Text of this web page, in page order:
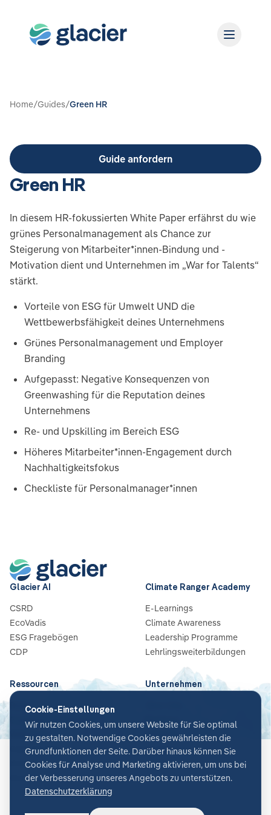
Home/Guides/Green HR
Guide anfordern
Green HR
In diesem HR-fokussierten White Paper erfährst du wie
grünes Personalmanagement als Chance zur
Steigerung von Mitarbeiter*innen-Bindung und -
Motivation dient und Unternehmen im „War for Talents“
stärkt.
Vorteile von ESG für Umwelt UND die
Wettbewerbsfähigkeit deines Unternehmens
Grünes Personalmanagement und Employer
Branding
Aufgepasst: Negative Konsequenzen von
Greenwashing für die Reputation deines
Unternehmens
Re- und Upskilling im Bereich ESG
Höheres Mitarbeiter*innen-Engagement durch
Nachhaltigkeitsfokus
Checkliste für Personalmanager*innen
Glacier AI
CSRD
EcoVadis
ESG Fragebögen
CDP
Climate Ranger Academy
E-Learnings
Climate Awareness
Leadership Programme
Lehrlingsweiterbildungen
Ressourcen
Blog
Guides & Checklisten
Webinare
Case Studies
News
Glossar
Unternehmen
Partners
Karriere
Kontakt
Cookie-Einstellungen
Wir nutzen Cookies, um unsere Website für Sie optimal
zu gestalten. Notwendige Cookies gewährleisten die
Grundfunktionen der Seite. Darüber hinaus können Sie
Cookies für Analyse und Marketing aktivieren, um uns bei
der Verbesserung unseres Angebots zu unterstützen.
Datenschutzerklärung